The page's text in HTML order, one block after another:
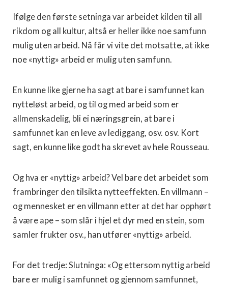
Ifølge den første setninga var arbeidet kilden til all
rikdom og all kultur, altså er heller ikke noe samfunn
mulig uten arbeid. Nå får vi vite det motsatte, at ikke
noe «nyttig» arbeid er mulig uten samfunn.
En kunne like gjerne ha sagt at bare i samfunnet kan
nytteløst arbeid, og til og med arbeid som er
allmenskadelig, bli ei næringsgrein, at bare i
samfunnet kan en leve av lediggang, osv. osv. Kort
sagt, en kunne like godt ha skrevet av hele Rousseau.
Og hva er «nyttig» arbeid? Vel bare det arbeidet som
frambringer den tilsikta nytteeffekten. En villmann –
og mennesket er en villmann etter at det har opphørt
å være ape – som slår i hjel et dyr med en stein, som
samler frukter osv., han utfører «nyttig» arbeid.
For det tredje: Slutninga: «Og ettersom nyttig arbeid
bare er mulig i samfunnet og gjennom samfunnet,